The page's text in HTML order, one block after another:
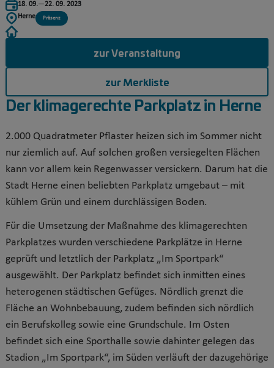
Der klimagerechte Parkplatz in Herne
2.000 Quadratmeter Pflaster heizen sich im Sommer nicht
nur ziemlich auf. Auf solchen großen versiegelten Flächen
kann vor allem kein Regenwasser versickern. Darum hat die
Stadt Herne einen beliebten Parkplatz umgebaut – mit
kühlem Grün und einem durchlässigen Boden.
Für die Umsetzung der Maßnahme des klimagerechten
Parkplatzes wurden verschiedene Parkplätze in Herne
geprüft und letztlich der Parkplatz „Im Sportpark“
ausgewählt. Der Parkplatz befindet sich inmitten eines
heterogenen städtischen Gefüges. Nördlich grenzt die
Fläche an Wohnbebauung, zudem befinden sich nördlich
ein Berufskolleg sowie eine Grundschule. Im Osten
befindet sich eine Sporthalle sowie dahinter gelegen das
Stadion „Im Sportpark“, im Süden verläuft der dazugehörige
18. 09.—22. 09. 2023
Herne
Präsenz
zur Veranstaltung
zur Merkliste